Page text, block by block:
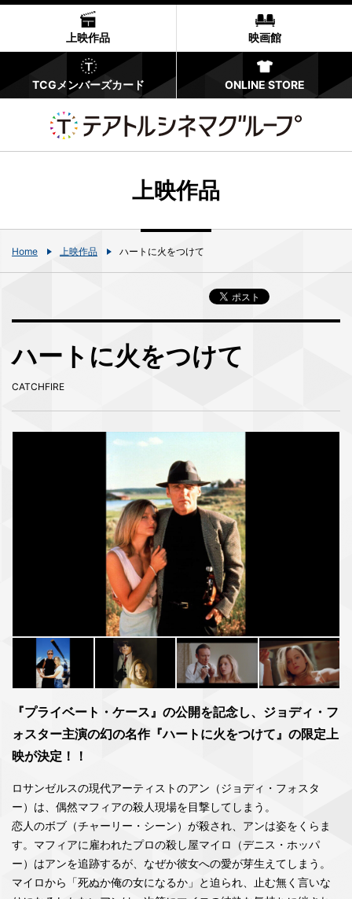
上映作品 映画館
TCGメンバーズカード ONLINE STORE
上映作品
Home 上映作品 ハートに火をつけて
ハートに火をつけて
CATCHFIRE
『プライベート・ケース』の公開を記念し、ジョディ・フ
ォスター主演の幻の名作『ハートに火をつけて』の限定上
映が決定！！
ロサンゼルスの現代アーティストのアン（ジョディ・フォスタ
ー）は、偶然マフィアの殺人現場を目撃してしまう。
恋人のボブ（チャーリー・シーン）が殺され、アンは姿をくらま
す。マフィアに雇われたプロの殺し屋マイロ（デニス・ホッパ
ー）はアンを追跡するが、なぜか彼女への愛が芽生えてしまう。
マイロから「死ぬか俺の女になるか」と迫られ、止む無く言いな